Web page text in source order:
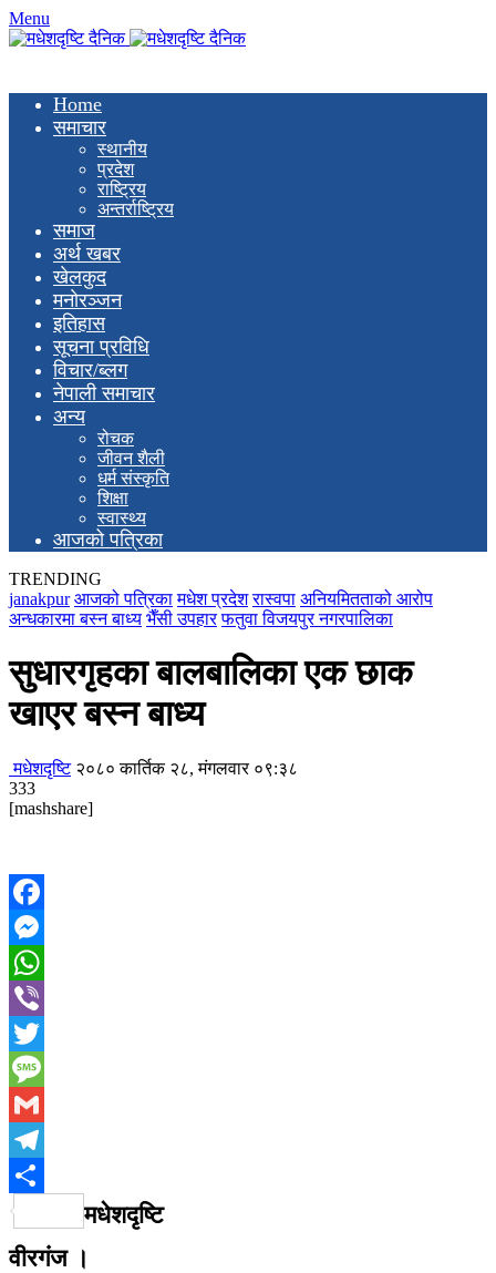
Menu
Home
समाचार
स्थानीय
प्रदेश
राष्ट्रिय
अन्तर्राष्ट्रिय
समाज
अर्थ खबर
खेलकुद
मनाेरञ्जन
इतिहास
सूचना प्रविधि
विचार/ब्लग
नेपाली समाचार
अन्य
रोचक
जीवन शैली
धर्म संस्कृति
शिक्षा
स्वास्थ्य
आजको पत्रिका
TRENDING
janakpur आजको पत्रिका मधेश प्रदेश रास्वपा अनियमितताको आरोप
अन्धकारमा बस्न बाध्य भैँसी उपहार फतुवा विजयपुर नगरपालिका
सुधारगृहका बालबालिका एक छाक
खाएर बस्न बाध्य
मधेशदृष्टि २०८० कार्तिक २८, मंगलवार ०९:३८
333
[mashshare]
Facebook
Messenger
WhatsApp
Viber
Twitter
Message
Gmail
Telegram
Share
मधेशदृष्टि
वीरगंज ।